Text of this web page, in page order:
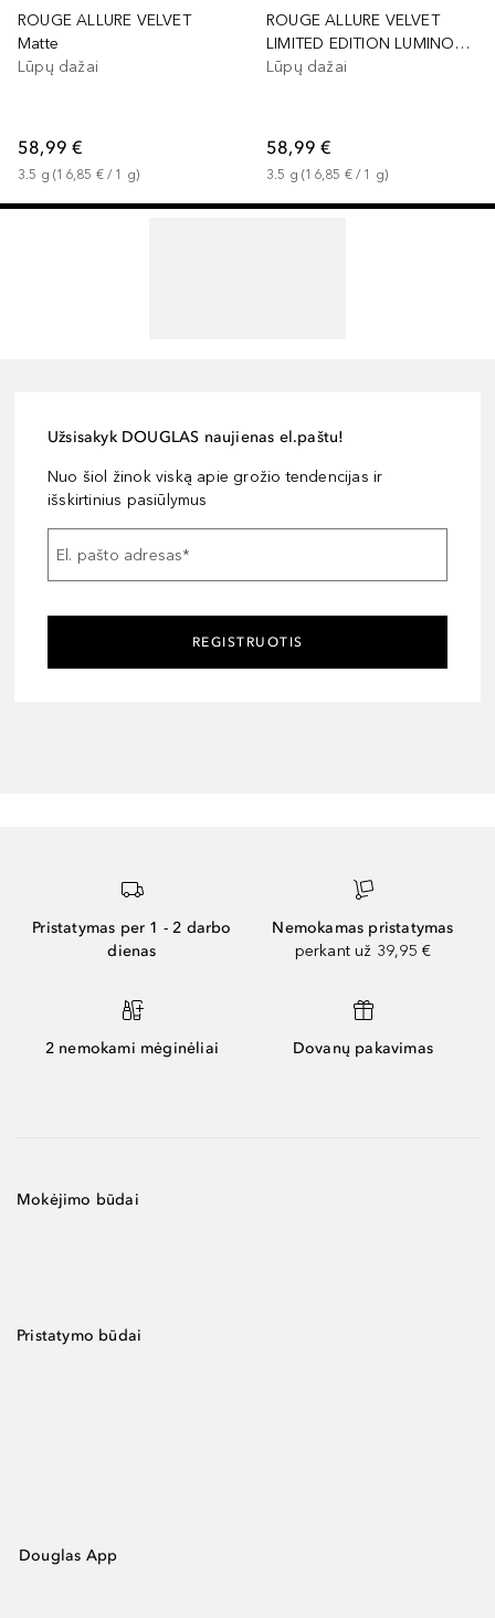
ROUGE ALLURE VELVET
Matte
Lūpų dažai
58,99 €
3.5 g (16,85 € / 1 g)
ROUGE ALLURE VELVET
LIMITED EDITION LUMINOUS MATTE LIP
Lūpų dažai
58,99 €
3.5 g (16,85 € / 1 g)
Užsisakyk DOUGLAS naujienas el.paštu!
Nuo šiol žinok viską apie grožio tendencijas ir
išskirtinius pasiūlymus
El. pašto adresas*
REGISTRUOTIS
Pristatymas per 1 - 2 darbo
dienas
Nemokamas pristatymas
perkant už 39,95 €
2 nemokami mėginėliai Dovanų pakavimas
Mokėjimo būdai
Pristatymo būdai
Douglas App